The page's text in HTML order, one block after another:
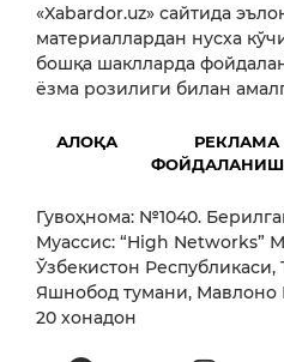
«Xabardor.uz» сайтида
материаллардан нусха
бошқа шаклларда
ёзма розилиги билан
АЛОҚА РЕКЛАМА
ФОЙДАЛАНИШ
Гувоҳнома: №1040.
Муассис: “High Networks”
Ўзбекистон
Яшнобод тумани, Мавлоно
20 хонадон